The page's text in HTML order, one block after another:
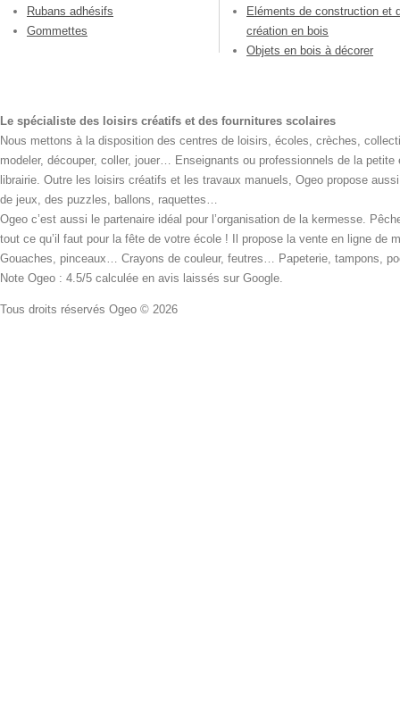
Rubans adhésifs
Gommettes
Eléments de construction et
création en bois
Objets en bois à décorer
Le spécialiste des loisirs créatifs et des fournitures scolaires
Nous mettons à la disposition des centres de loisirs, écoles, crèches,
modeler, découper, coller, jouer… Enseignants ou professionnels de la
librairie. Outre les loisirs créatifs et les travaux manuels, Ogeo propose
de jeux, des puzzles, ballons, raquettes…
Ogeo c’est aussi le partenaire idéal pour l’organisation de la kermesse.
tout ce qu’il faut pour la fête de votre école ! Il propose la vente en ligne
Gouaches, pinceaux… Crayons de couleur, feutres… Papeterie, tampons,
Note Ogeo : 4.5/5 calculée en avis laissés sur Google.
Tous droits réservés Ogeo © 2026